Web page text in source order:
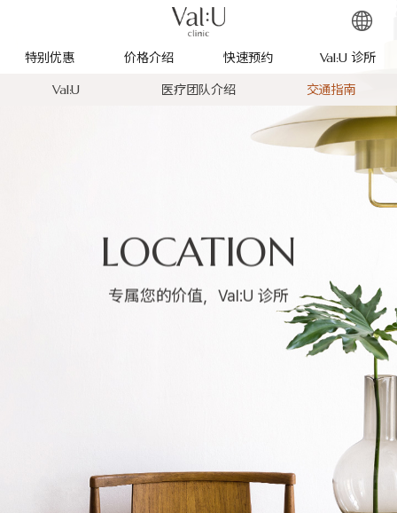
特别优惠 价格介绍 快速预约 Val:U 诊所
Val:U 医疗团队介绍 交通指南
LOCATION
专属您的价值，Val:U 诊所